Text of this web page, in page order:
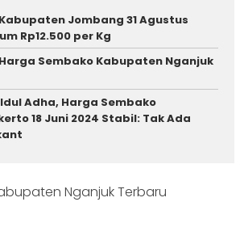
Jombang 31 Agustus
Rp12.500 per Kg
Sembako Kabupaten Nganjuk
Adha, Harga Sembako
18 Juni 2024 Stabil: Tak Ada
Nganjuk Terbaru